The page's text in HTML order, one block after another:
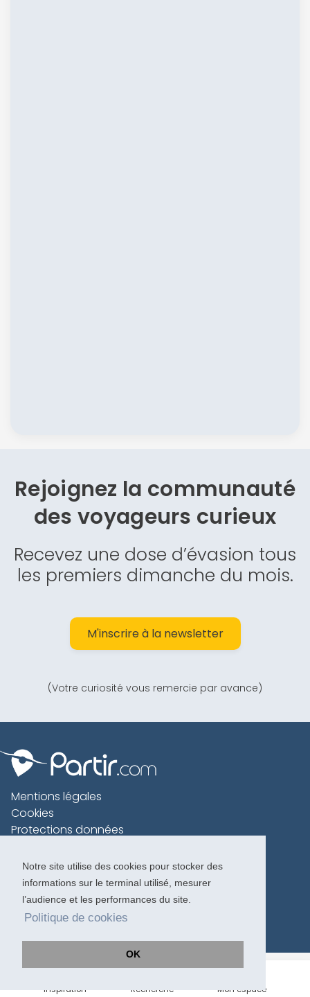
Notre site utilise des cookies pour stocker des
informations sur le terminal utilisé, mesurer
l’audience et les performances du site.
Politique de cookies
OK
Rejoignez la communauté
desvoyageurs curieux
Recevez une dose d’évasion tous
les premiers dimanche du mois.
M'inscrire à la newsletter
(Votre curiosité vous remercie par avance)
Mentions légales
Cookies
Protections données
Charte voyageur
Copyright 1996-2026
Inspiration Recherche Mon espace